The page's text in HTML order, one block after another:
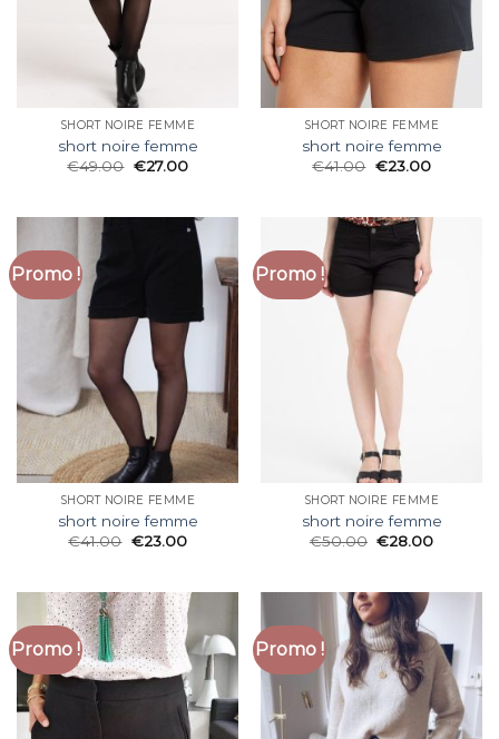
SHORT NOIRE FEMME
short noire femme
€49.00 €27.00
SHORT NOIRE FEMME
short noire femme
€41.00 €23.00
Promo !
SHORT NOIRE FEMME
short noire femme
€41.00 €23.00
Promo !
SHORT NOIRE FEMME
short noire femme
€50.00 €28.00
Promo ! Promo !